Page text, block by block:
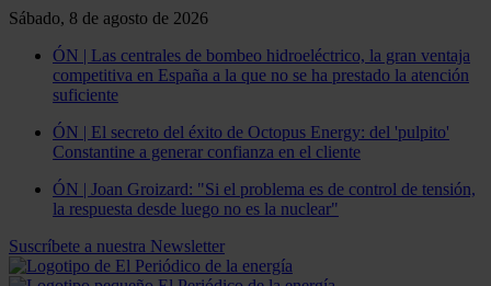
Sábado, 8 de agosto de 2026
ÓN | Las centrales de bombeo hidroeléctrico, la gran ventaja
competitiva en España a la que no se ha prestado la atención
suficiente
ÓN | El secreto del éxito de Octopus Energy: del 'pulpito'
Constantine a generar confianza en el cliente
ÓN | Joan Groizard: "Si el problema es de control de tensión,
la respuesta desde luego no es la nuclear"
Suscríbete a nuestra Newsletter